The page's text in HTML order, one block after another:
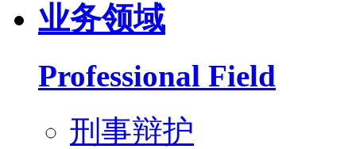
业务领域
Professional Field
刑事辩护